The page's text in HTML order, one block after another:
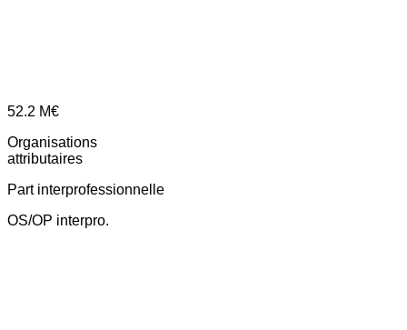
52.2 M€
Organisations
attributaires
Part interprofessionnelle
OS/OP interpro.